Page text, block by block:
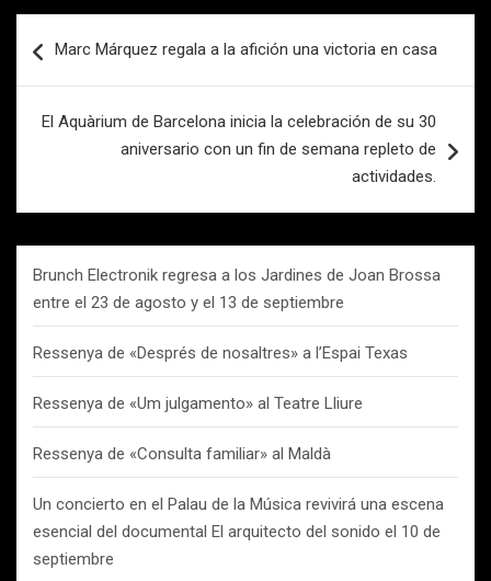
de
Marc Márquez regala a la afición una victoria en casa
El Aquàrium de Barcelona inicia la celebración de su 30
aniversario con un fin de semana repleto de
actividades.
Brunch Electronik regresa a los Jardines de Joan Brossa
entre el 23 de agosto y el 13 de septiembre
Ressenya de «Després de nosaltres» a l’Espai Texas
Ressenya de «Um julgamento» al Teatre Lliure
Ressenya de «Consulta familiar» al Maldà
Un concierto en el Palau de la Música revivirá una escena
esencial del documental El arquitecto del sonido el 10 de
septiembre